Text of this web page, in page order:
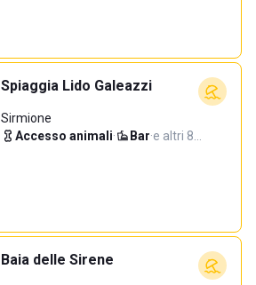
Spiaggia Lido Galeazzi
Sirmione
Accesso animali· Bar·e altri 8…
Baia delle Sirene